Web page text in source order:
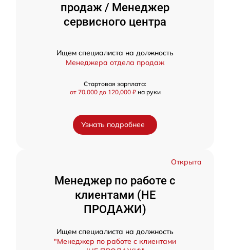
продаж / Менеджер
сервисного центра
Ищем специалиста на должность
Менеджера отдела продаж
Стартовая зарплата:
от 70,000 до 120,000 ₽ на руки
Узнать подробнее
Открыта
Менеджер по работе с
клиентами (НЕ
ПРОДАЖИ)
Ищем специалиста на должность
"Менеджер по работе с клиентами